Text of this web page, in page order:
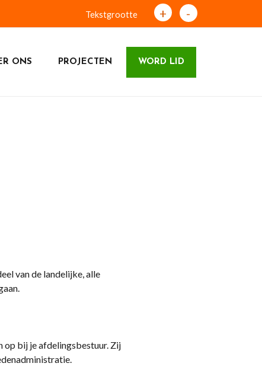
Tekstgrootte + -
ONS PROJECTEN WORD LID
van de landelijke, alle
op bij je afdelingsbestuur. Zij